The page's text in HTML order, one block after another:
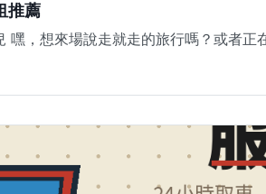
推薦
嘿，想來場說走就走的旅行嗎？或者